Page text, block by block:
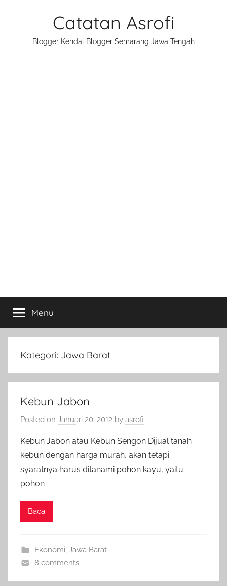
Catatan Asrofi
Blogger Kendal Blogger Semarang Jawa Tengah
Menu
Kategori: Jawa Barat
Kebun Jabon
Posted on Januari 20, 2012 by asrofi
Kebun Jabon atau Kebun Sengon Dijual tanah
kebun dengan harga murah, akan tetapi
syaratnya harus ditanami pohon kayu, yaitu
pohon
Baca
Ekonomi Jawa Barat
8 comments